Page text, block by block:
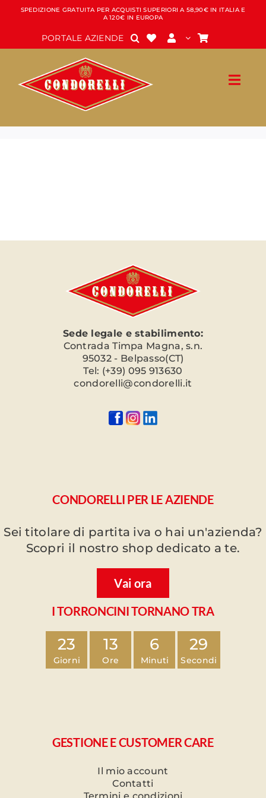
Salta
contenuto
SPEDIZIONE GRATUITA PER ACQUISTI SUPERIORI A 58,90€ IN ITALIA E
A 120€ IN EUROPA
PORTALE AZIENDE
Sede legale e stabilimento:
Contrada Timpa Magna, s.n.
95032 - Belpasso(CT)
Tel: (+39) 095 913630
condorelli@condorelli.it
CONDORELLI PER LE AZIENDE
Sei titolare di partita iva o hai un'azienda?
Scopri il nostro shop dedicato a te.
Vai ora
I TORRONCINI TORNANO TRA
23
Giorni
13
Ore
6
Minuti
29
Secondi
GESTIONE E CUSTOMER CARE
Il mio account
Contatti